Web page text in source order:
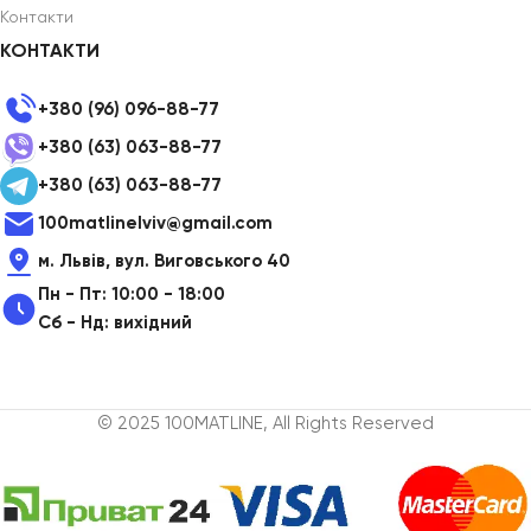
Контакти
КОНТАКТИ
+380 (96) 096-88-77
+380 (63) 063-88-77
+380 (63) 063-88-77
100matlinelviv@gmail.com
м. Львів, вул. Виговського 40
Пн - Пт: 10:00 - 18:00
Сб - Нд: вихідний
© 2025 100MATLINE, All Rights Reserved